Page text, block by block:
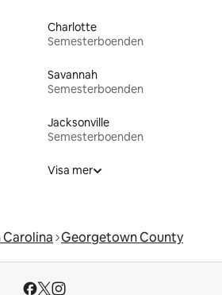
Charlotte
Semesterboenden
Savannah
Semesterboenden
Jacksonville
Semesterboenden
Visa mer
Carolina Georgetown County